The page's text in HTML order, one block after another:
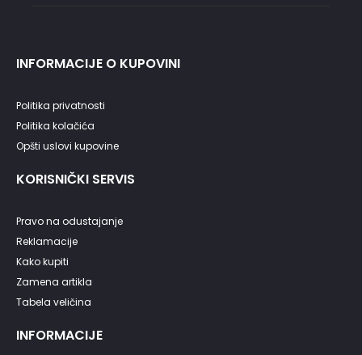
INFORMACIJE O KUPOVINI
Politika privatnosti
Politika kolačića
Opšti uslovi kupovine
KORISNIČKI SERVIS
Pravo na odustajanje
Reklamacije
Kako kupiti
Zamena artikla
Tabela veličina
INFORMACIJE